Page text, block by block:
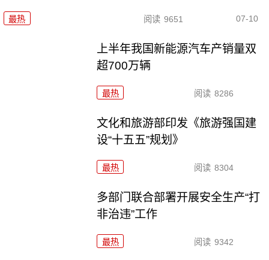
最热 阅读 9651 07-10
上半年我国新能源汽车产销量双
超700万辆
最热 阅读 8286
文化和旅游部印发《旅游强国建
设“十五五”规划》
最热 阅读 8304
多部门联合部署开展安全生产“打
非治违”工作
最热 阅读 9342